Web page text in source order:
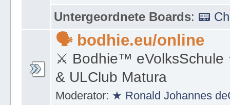
Untergeordnete Boards: 📟
🗣 bodhie.eu/online
⚔ Bodhie™
& ULClub Matura
Moderator: ★ Ronald Johannes